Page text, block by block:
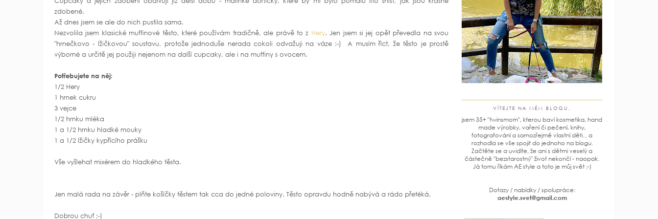
zdobené.
Až dnes jsem se ale do nich pustila sama.
Nezvolila jsem klasické muffinové těsto, které používám tradičně, ale právě to z Hery. Jen jsem si jej opět převedla na svou
"hrnečkovo - lžičkovou" soustavu, protože jednoduše nerada cokoli odvažuji na váze :-) A musím říct, že těsto je prostě
výborné a určitě jej použiji nejenom na další cupcaky, ale i na muffiny s ovocem.
Potřebujete na něj:
1/2 Hery
1 hrnek cukru
3 vejce
1/2 hrnku mléka
1 a 1/2 hrnku hladké mouky
1 a 1/2 lžičky kypřícího prášku
Vše vyšlehat mixérem do hladkého těsta.
Jen malá rada na závěr - plňte košíčky těstem tak cca do jedné poloviny. Těsto opravdu hodně nabývá a rádo přetéká.
Dobrou chuť ;-)
VÍTEJTE NA MÉM BLOGU,
jsem 35+ "twinsmom", kterou baví kosmetika, hand
made výrobky, vaření či pečení, knihy,
fotografování a samozřejmě vlastní děti... a
rozhodla se vše spojit do jednoho na blogu.
Začtěte se a uvidíte, že ani s dětmi veselý a
částečně "bezstarostný" život nekončí - naopak.
Já tomu říkám AE style a toto je můj svět ;-)
Dotazy / nabídky / spolupráce:
aestyle.svet@gmail.com